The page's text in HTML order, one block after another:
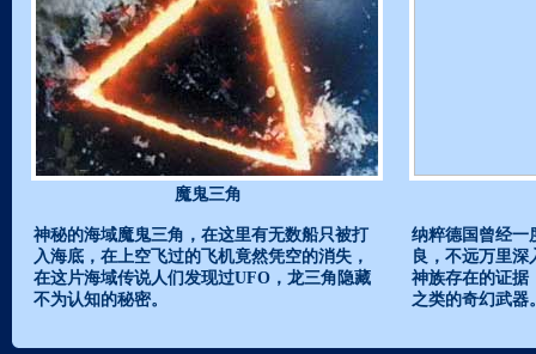
魔鬼三角
神秘的海域魔鬼三角，在这里有无数船只被打
入海底，在上空飞过的飞机竟然凭空的消失，
在这片海域传说人们发现过UFO，龙三角隐藏
不为认知的秘密。
纳粹德国曾经一
良，不远万里
神族存在的证据
之类的奇幻武器